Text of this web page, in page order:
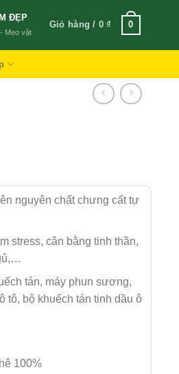
ĐẸP
Mẹo vặt
Giỏ hàng / 0₫ 0
nguyên chất chưng cất tự
stress, cân bằng tinh thần,
tán, máy phun sương,
tô, bộ khuếch tán tinh dầu ô
100%